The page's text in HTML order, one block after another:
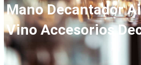
Mano Decantador
Vino Accesorios